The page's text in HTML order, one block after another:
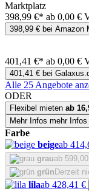
Marktplatz
398,99 €* ab 0,00 €
398,99 € bei Amazon
401,41 €* ab 0,00 €
401,41 € bei
Alle 25 Angebote
ODER
Flexibel mieten ab
Mehr Infos mehr Infos
Farbe
beigeab
grauab
grün Derzeit
lilaab 428,41 €